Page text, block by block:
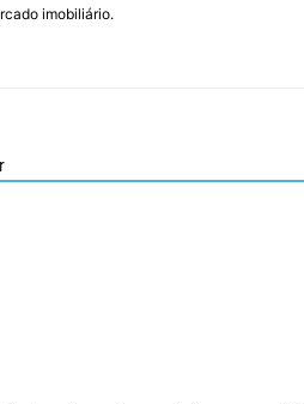
imobiliário.